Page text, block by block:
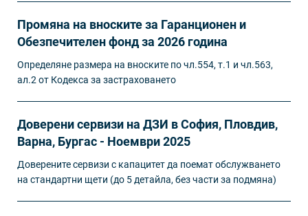
Промяна на вноските за Гаранционен и
Обезпечителен фонд за 2026 година
Определяне размера на вноските по чл.554, т.1 и чл.563,
ал.2 от Кодекса за застраховането
Доверени сервизи на ДЗИ в София, Пловдив,
Варна, Бургас - Ноември 2025
Доверените сервизи с капацитет да поемат обслужването
на стандартни щети (до 5 детайла, без части за подмяна)